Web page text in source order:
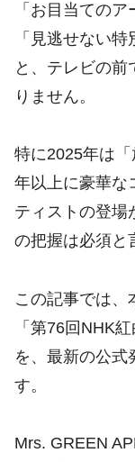
「お目当ての
「見逃せない
と、テレビの前
りません。
特に2025年は
年以上に豪華な
ティストの登場
の把握は必須と
この記事では、
「第76回NHK
を、最新の公式
す。
Mrs. GREEN